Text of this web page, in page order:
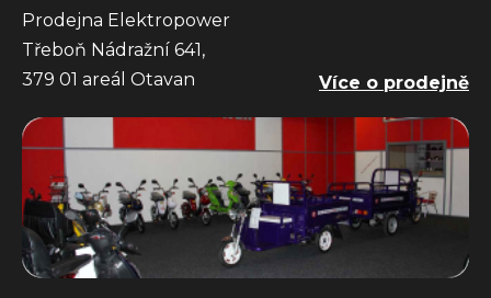
Prodejna Elektropower
Třeboň Nádražní 641,
379 01 areál Otavan
Více o prodejně